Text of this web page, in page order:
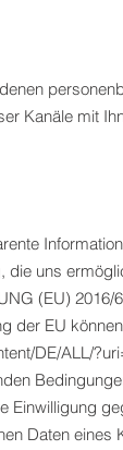
Kanäle mit
uns
(EU) 2016/
der EU
DE/ALL/
Einwilligung
Daten eines